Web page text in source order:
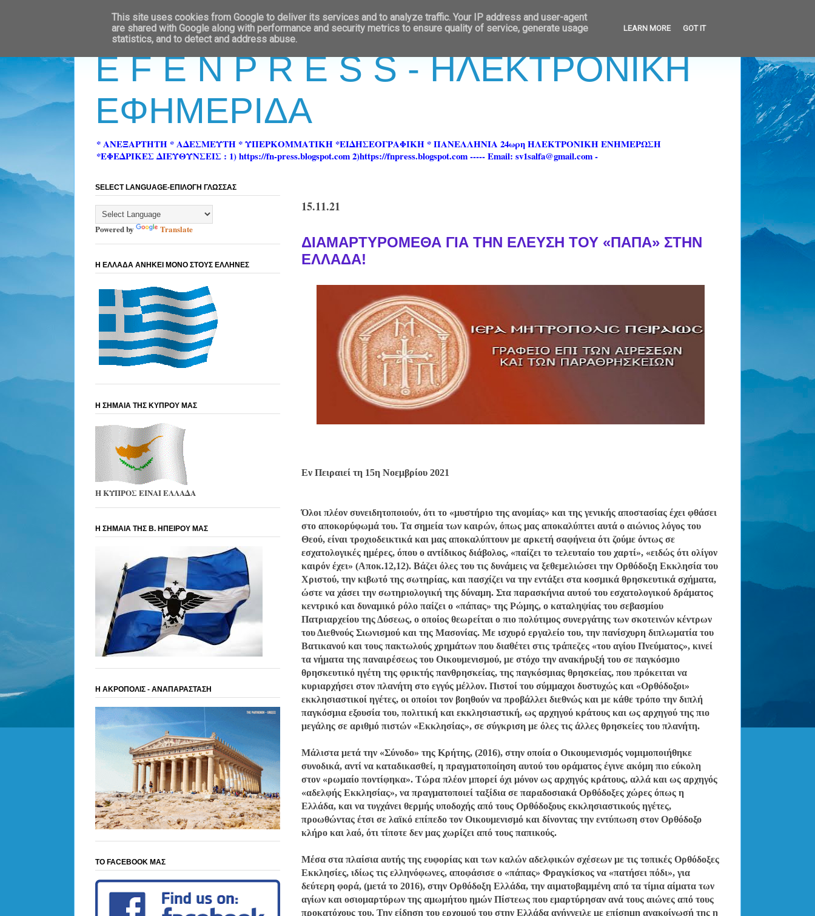
E F E N P R E S S - ΗΛΕΚΤΡΟΝΙΚΗ
ΕΦΗΜΕΡΙΔΑ
* ΑΝΕΞΑΡΤΗΤΗ * ΑΔΕΣΜΕΥΤΗ * ΥΠΕΡΚΟΜΜΑΤΙΚΗ *ΕΙΔΗΣΕΟΓΡΑΦΙΚΗ * ΠΑΝΕΛΛΗΝΙΑ 24ωρη ΗΛΕΚΤΡΟΝΙΚΗ ΕΝΗΜΕΡΩΣΗ
*ΕΦΕΔΡΙΚΕΣ ΔΙΕΥΘΥΝΣΕΙΣ : 1) https://fn-press.blogspot.com 2)https://fnpress.blogspot.com ----- Email: sv1salfa@gmail.com -
15.11.21
ΔΙΑΜΑΡΤΥΡΟΜΕΘΑ ΓΙΑ ΤΗΝ ΕΛΕΥΣΗ ΤΟΥ «ΠΑΠΑ» ΣΤΗΝ
ΕΛΛΑΔΑ!
Εν Πειραιεί τη 15η Νοεμβρίου 2021
Όλοι πλέον συνειδητοποιούν, ότι το «μυστήριο της ανομίας» και της γενικής αποστασίας έχει φθάσει
στο αποκορύφωμά του. Τα σημεία των καιρών, όπως μας αποκαλύπτει αυτά ο αιώνιος λόγος του
Θεού, είναι τροχιοδεικτικά και μας αποκαλύπτουν με αρκετή σαφήνεια ότι ζούμε όντως σε
εσχατολογικές ημέρες, όπου ο αντίδικος διάβολος, «παίζει το τελευταίο του χαρτί», «ειδώς ότι ολίγον
καιρόν έχει» (Αποκ.12,12). Βάζει όλες του τις δυνάμεις να ξεθεμελιώσει την Ορθόδοξη Εκκλησία του
Χριστού, την κιβωτό της σωτηρίας, και πασχίζει να την εντάξει στα κοσμικά θρησκευτικά σχήματα,
ώστε να χάσει την σωτηριολογική της δύναμη. Στα παρασκήνια αυτού του εσχατολογικού δράματος
κεντρικό και δυναμικό ρόλο παίζει ο «πάπας» της Ρώμης, ο καταληψίας του σεβασμίου
Πατριαρχείου της Δύσεως, ο οποίος θεωρείται ο πιο πολύτιμος συνεργάτης των σκοτεινών κέντρων
του Διεθνούς Σιωνισμού και της Μασονίας. Με ισχυρό εργαλείο του, την πανίσχυρη διπλωματία του
Βατικανού και τους πακτωλούς χρημάτων που διαθέτει στις τράπεζες «του αγίου Πνεύματος», κινεί
τα νήματα της παναιρέσεως του Οικουμενισμού, με στόχο την ανακήρυξή του σε παγκόσμιο
θρησκευτικό ηγέτη της φρικτής πανθρησκείας, της παγκόσμιας θρησκείας, που πρόκειται να
κυριαρχήσει στον πλανήτη στο εγγύς μέλλον. Πιστοί του σύμμαχοι δυστυχώς και «Ορθόδοξοι»
εκκλησιαστικοί ηγέτες, οι οποίοι τον βοηθούν να προβάλλει διεθνώς και με κάθε τρόπο την διπλή
παγκόσμια εξουσία του, πολιτική και εκκλησιαστική, ως αρχηγού κράτους και ως αρχηγού της πιο
μεγάλης σε αριθμό πιστών «Εκκλησίας», σε σύγκριση με όλες τις άλλες θρησκείες του πλανήτη.
Μάλιστα μετά την «Σύνοδο» της Κρήτης, (2016), στην οποία ο Οικουμενισμός νομιμοποιήθηκε
συνοδικά, αντί να καταδικασθεί, η πραγματοποίηση αυτού του οράματος έγινε ακόμη πιο εύκολη
στον «ρωμαίο ποντίφηκα». Τώρα πλέον μπορεί όχι μόνον ως αρχηγός κράτους, αλλά και ως αρχηγός
«αδελφής Εκκλησίας», να πραγματοποιεί ταξίδια σε παραδοσιακά Ορθόδοξες χώρες όπως η
Ελλάδα, και να τυγχάνει θερμής υποδοχής από τους Ορθόδοξους εκκλησιαστικούς ηγέτες,
προωθώντας έτσι σε λαϊκό επίπεδο τον Οικουμενισμό και δίνοντας την εντύπωση στον Ορθόδοξο
κλήρο και λαό, ότι τίποτε δεν μας χωρίζει από τους παπικούς.
Μέσα στα πλαίσια αυτής της ευφορίας και των καλών αδελφικών σχέσεων με τις τοπικές Ορθόδοξες
Εκκλησίες, ιδίως τις ελληνόφωνες, αποφάσισε ο «πάπας» Φραγκίσκος να «πατήσει πόδι», για
δεύτερη φορά, (μετά το 2016), στην Ορθόδοξη Ελλάδα, την αιματοβαμμένη από τα τίμια αίματα των
αγίων και οσιομαρτύρων της αμωμήτου ημών Πίστεως που εμαρτύρησαν ανά τους αιώνες από τους
προκατόχους του. Την είδηση του ερχομού του στην Ελλάδα ανήγγειλε με επίσημη ανακοίνωσή της η
SELECT LANGUAGE-ΕΠΙΛΟΓΗ ΓΛΩΣΣΑΣ
Powered by Translate
Η ΕΛΛΑΔΑ ΑΝΗΚΕΙ ΜΟΝΟ ΣΤΟΥΣ ΕΛΛΗΝΕΣ
Η ΣΗΜΑΙΑ ΤΗΣ ΚΥΠΡΟΥ ΜΑΣ
Η ΚΥΠΡΟΣ ΕΙΝΑΙ ΕΛΛΑΔΑ
Η ΣΗΜΑΙΑ ΤΗΣ Β. ΗΠΕΙΡΟΥ ΜΑΣ
Η ΑΚΡΟΠΟΛΙΣ - ΑΝΑΠΑΡΑΣΤΑΣΗ
ΤΟ FACEBOOK ΜΑΣ
This site uses cookies from Google to deliver its services and to analyze traffic. Your IP address and user-agent
are shared with Google along with performance and security metrics to ensure quality of service, generate usage
statistics, and to detect and address abuse.
LEARN MORE GOT IT